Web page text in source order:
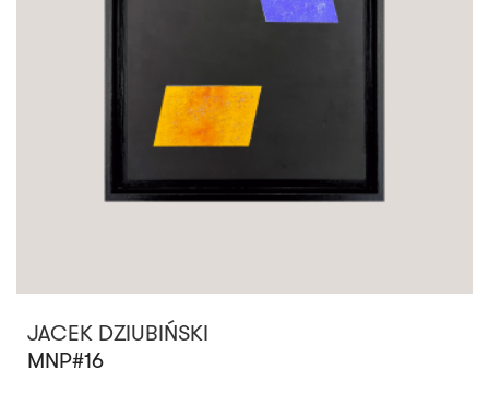
JACEK DZIUBIŃSKI
MNP#16